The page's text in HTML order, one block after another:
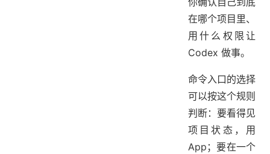
在哪个项目里、
用什么权限让
Codex 做事。
命令入口的选择
可以按这个规则
判断：要看得见
项目状态，用
App；要在一个